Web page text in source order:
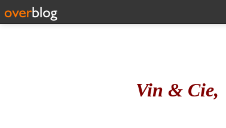
Vin & Cie,